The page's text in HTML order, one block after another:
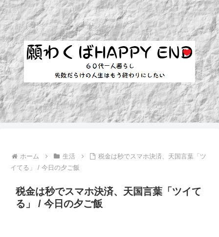
ホーム 生活
税金は秒でスマホ決済、天国言葉「ツ
イてる」 / 今日の夕ご飯
税金は秒でスマホ決済、天国言葉「ツイて
る」 / 今日の夕ご飯